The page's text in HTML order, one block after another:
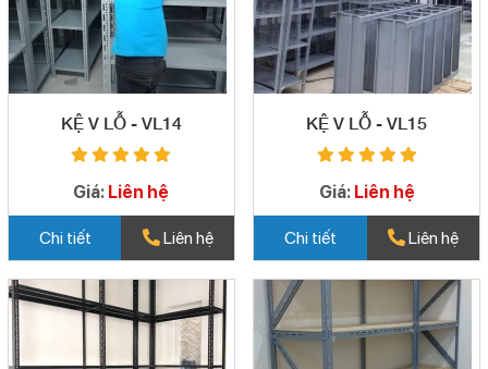
KỆ V LỖ - VL14
Giá: Liên hệ
Chi tiết Liên hệ
KỆ V LỖ - VL15
Giá: Liên hệ
Chi tiết Liên hệ